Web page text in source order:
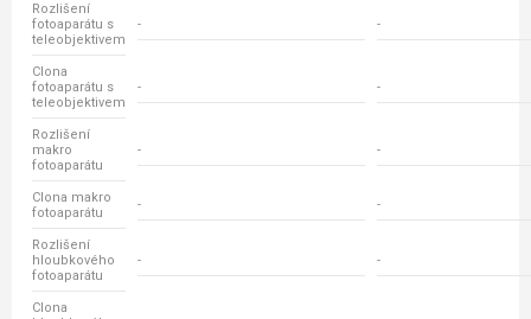
Rozlišení
fotoaparátu s
teleobjektivem
- -
Clona
fotoaparátu s
teleobjektivem
- -
Rozlišení
makro
fotoaparátu
- -
Clona makro
fotoaparátu
- -
Rozlišení
hloubkového
fotoaparátu
- -
Clona